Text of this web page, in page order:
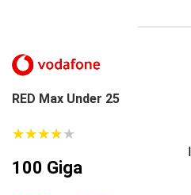
RED Max Under 25
★★★★★
★★★★★
100 Giga